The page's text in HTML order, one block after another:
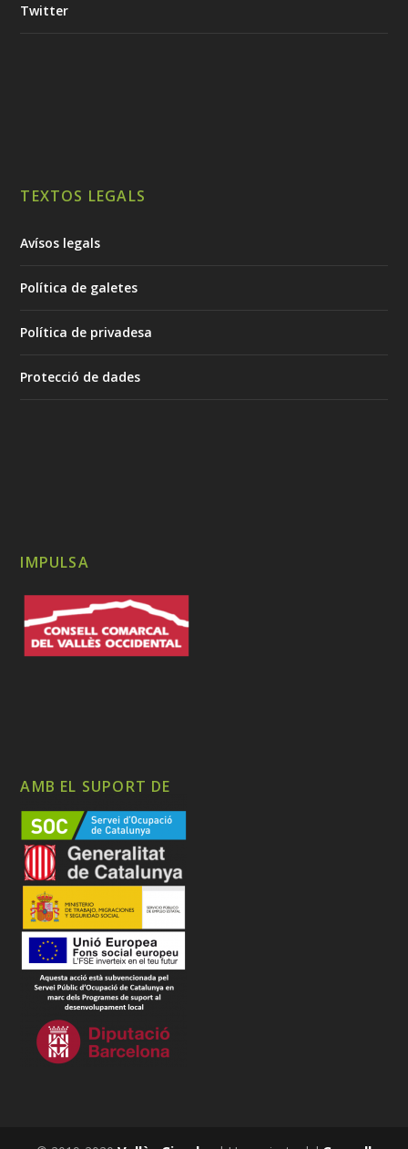
Twitter
TEXTOS LEGALS
Avísos legals
Política de galetes
Política de privadesa
Protecció de dades
IMPULSA
AMB EL SUPORT DE